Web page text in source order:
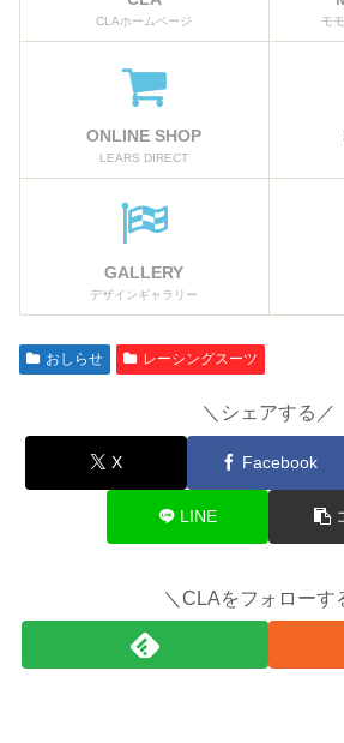
CLAホームページ モ
ONLINE SHOP
LEARS DIRECT
GALLERY
デザインギャラリー
おしらせ レーシングスーツ
＼シェアする／
X Facebook
LINE
＼CLAをフォローす